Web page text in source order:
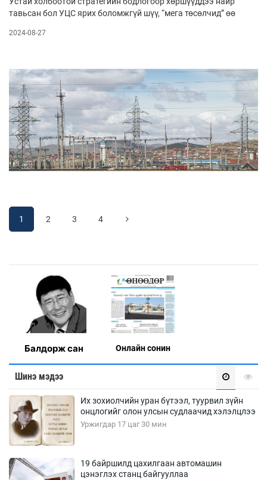
тавьсан бол УЦС ярих боломжгүй шүү, “мега төсөлчид” өө
2024-08-27
1 2 3 4
Балдорж сан Онлaйн сонин
Шинэ мэдээ
Их зохиолчийн уран бүтээл, туурвил зүйн
онцлогийг олон улсын судлаачид хэлэлцлээ
Уржигдар 17 цаг 30 мин
19 байршилд цахилгаан автомашин
цэнэглэх станц байгууллаа